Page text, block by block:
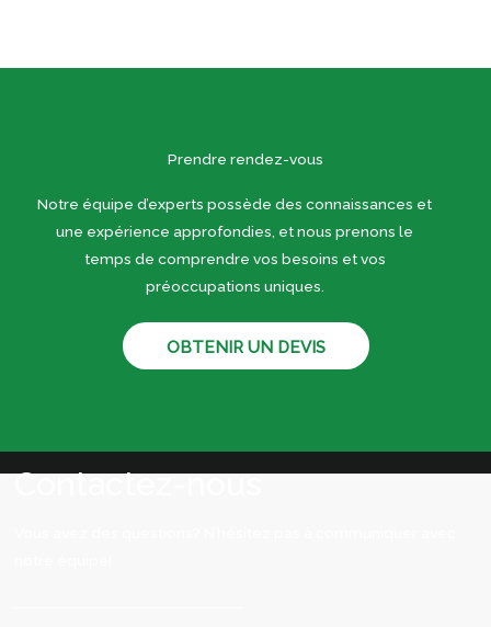
Prendre rendez-vous
Notre équipe d’experts possède des connaissances et
une expérience approfondies, et nous prenons le
temps de comprendre vos besoins et vos
préoccupations uniques.
OBTENIR UN DEVIS
Contactez-nous